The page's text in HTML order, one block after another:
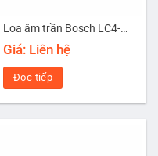
Loa âm trần Bosch LC4-UC06E
Giá: Liên hệ
Đọc tiếp